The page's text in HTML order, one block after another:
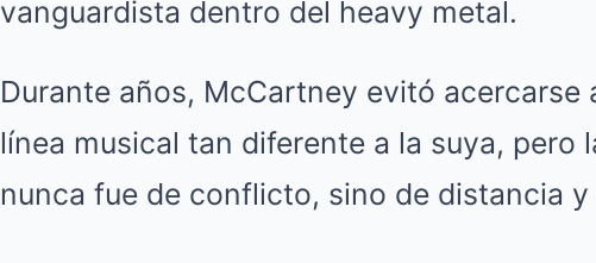
vanguardista dentro del heavy metal.
Durante años, McCartney evitó acercarse
línea musical tan diferente a la suya, pero
nunca fue de conflicto, sino de distancia